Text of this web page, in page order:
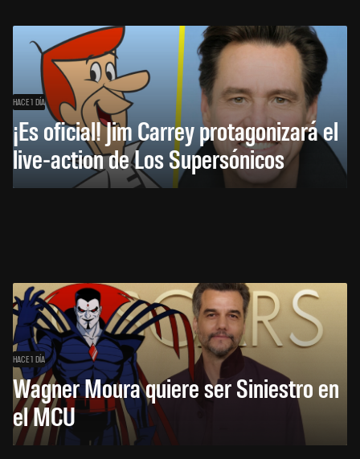
HACE 1 DÍA
¡Es oficial! Jim Carrey protagonizará el
live-action de Los Supersónicos
HACE 1 DÍA
Wagner Moura quiere ser Siniestro en
el MCU